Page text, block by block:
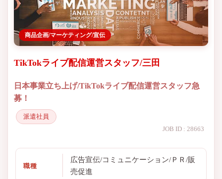
商品企画/マーケティング/宣伝
TikTokライブ配信運営スタッフ/三田
日本事業立ち上げ/TikTokライブ配信運営スタッフ急
募！
派遣社員
JOB ID : 28663
職種
広告宣伝/コミュニケーション/ＰＲ/販
売促進